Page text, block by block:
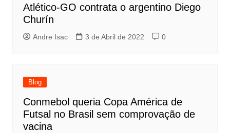
Atlético-GO contrata o argentino Diego
Churín
Andre Isac 3 de Abril de 2022 0
Blog
Conmebol queria Copa América de
Futsal no Brasil sem comprovação de
vacina